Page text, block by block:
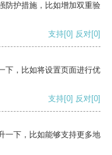
防护措施，比如增加双重验
支持[0] 反对[0]
下，比如将设置页面进行优
支持[0] 反对[0]
一下，比如能够支持更多地